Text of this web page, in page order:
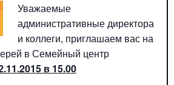
Уважаемые
административные директора
и коллеги, приглашаем вас на
в Семейный центр
в 15.00